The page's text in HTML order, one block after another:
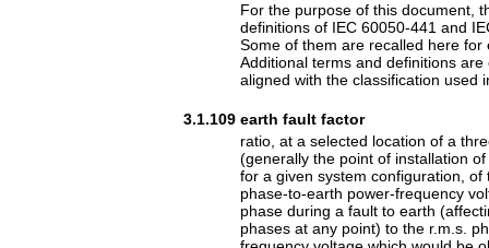
For the purpose of this document,
definitions of IEC 60050-441 and
Some of them are recalled here for
Additional terms and definitions
aligned with the classification used
3.1.109 earth fault factor
ratio, at a selected location of a
(generally the point of installation
for a given system configuration, of
phase-to-earth power-frequency
phase during a fault to earth
phases at any point) to the r.m.s.